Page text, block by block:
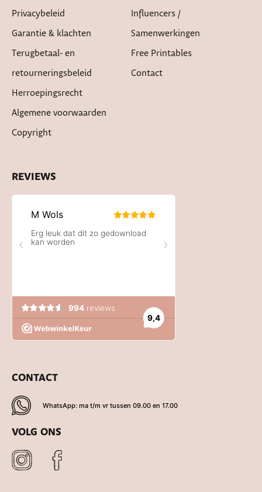
Privacybeleid
Garantie & klachten
Terugbetaal- en
retourneringsbeleid
Herroepingsrecht
Algemene voorwaarden
Copyright
Influencers /
Samenwerkingen
Free Printables
Contact
REVIEWS
CONTACT
WhatsApp: ma t/m vr tussen 09.00 en 17.00
VOLG ONS